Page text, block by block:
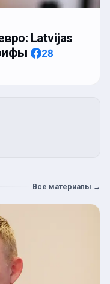
Latvijas
28
Все материалы →